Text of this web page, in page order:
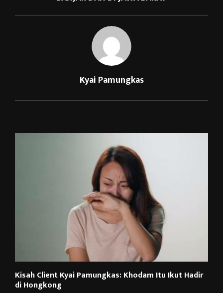
Kyai Pamungkas
Kisah Client Kyai Pamungkas: Khodam Itu Ikut Hadir
di Hongkong